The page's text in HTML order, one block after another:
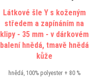
Látkové šle Y s koženým
středem a zapínáním na
klipy - 35 mm - v dárkovém
balení hnědá, tmavě hnědá
kůže
hnědá, 100% polyester + 80 %